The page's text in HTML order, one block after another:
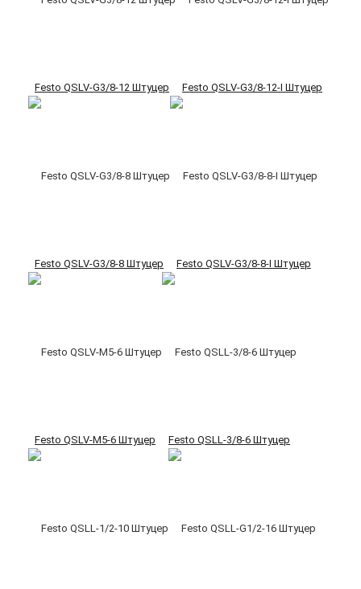
Festo QSLV-G3/8-12 Штуцер Festo QSLV-G3/8-12-I Штуцер
Festo QSLV-G3/8-8 Штуцер Festo QSLV-G3/8-8-I Штуцер
Festo QSLV-M5-6 Штуцер Festo QSLL-3/8-6 Штуцер